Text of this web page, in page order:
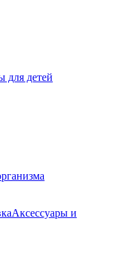
для детей
Аксессуары и